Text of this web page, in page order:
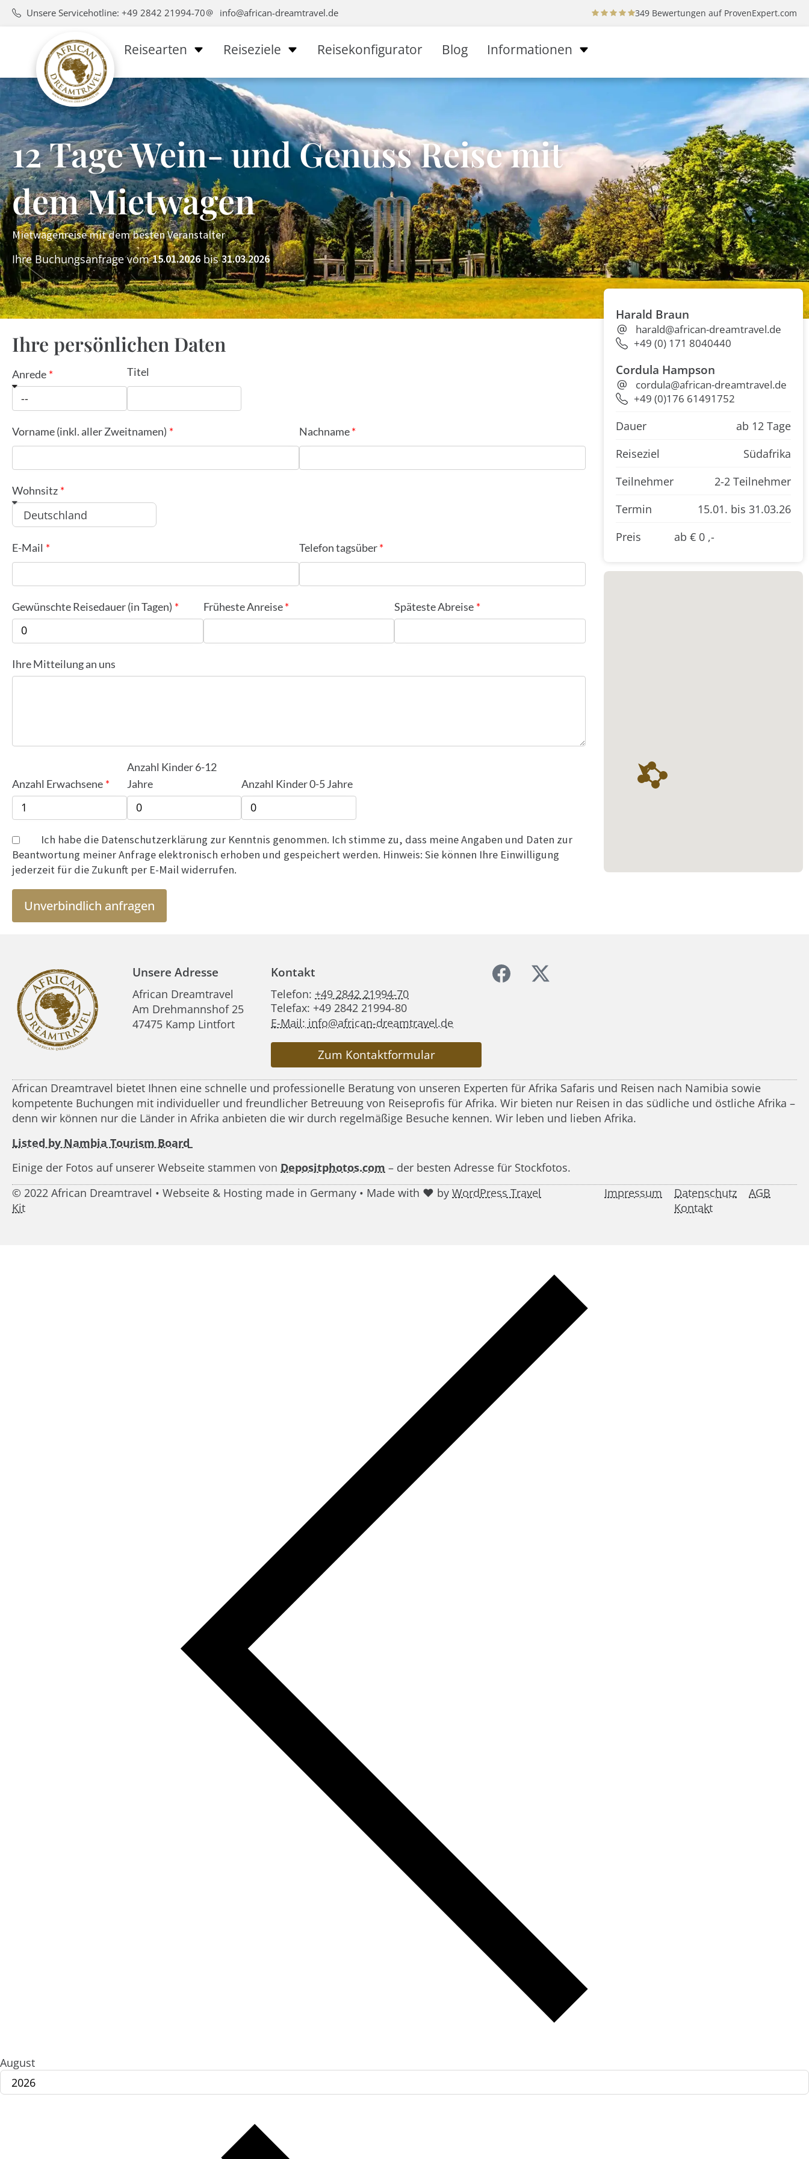
Unsere Servicehotline: +49 2842 21994-70 info@african-dreamtravel.de 349 Bewertungen auf ProvenExpert.com
Reisearten Reiseziele Reisekonfigurator Blog Informationen
12 Tage Wein- und Genuss Reise mit
dem Mietwagen
Mietwagenreise mit dem besten Veranstalter
Ihre Buchungsanfrage vom15.01.2026 bis31.03.2026
Ihre persönlichen Daten
Anrede Titel
Vorname (inkl. aller Zweitnamen) Nachname
Wohnsitz
E-Mail Telefon tagsüber
Gewünschte Reisedauer (in Tagen) Früheste Anreise Späteste Abreise
Ihre Mitteilung an uns
Anzahl Erwachsene
Anzahl Kinder 6-12
Jahre
Anzahl Kinder 0-5 Jahre
Ich habe die Datenschutzerklärung zur Kenntnis genommen. Ich stimme zu, dass meine Angaben und Daten zur
Beantwortung meiner Anfrage elektronisch erhoben und gespeichert werden. Hinweis: Sie können Ihre Einwilligung
jederzeit für die Zukunft per E-Mail widerrufen.
Unverbindlich anfragen
Harald Braun
harald@african-dreamtravel.de
+49 (0) 171 8040440
Cordula Hampson
cordula@african-dreamtravel.de
+49 (0)176 61491752
Dauer
Reiseziel
Teilnehmer
Termin
Preis
ab 12 Tage
Südafrika
2-2 Teilnehmer
15.01. bis 31.03.26
ab € 0 ,-
Unsere Adresse
African Dreamtravel
Am Drehmannshof 25
47475 Kamp Lintfort
Kontakt
Telefon: +49 2842 21994-70
Telefax: +49 2842 21994-80
E-Mail: info@african-dreamtravel.de
Zum Kontaktformular
African Dreamtravel bietet Ihnen eine schnelle und professionelle Beratung von unseren Experten für Afrika Safaris und Reisen nach Namibia sowie
kompetente Buchungen mit individueller und freundlicher Betreuung von Reiseprofis für Afrika. Wir bieten nur Reisen in das südliche und östliche Afrika –
denn wir können nur die Länder in Afrika anbieten die wir durch regelmäßige Besuche kennen. Wir leben und lieben Afrika.
Listed by Nambia Tourism Board
Einige der Fotos auf unserer Webseite stammen von Depositphotos.com – der besten Adresse für Stockfotos.
© 2022 African Dreamtravel • Webseite & Hosting made in Germany • Made with ♥ by WordPress Travel
Kit
Impressum Datenschutz
AGB
Kontakt
August